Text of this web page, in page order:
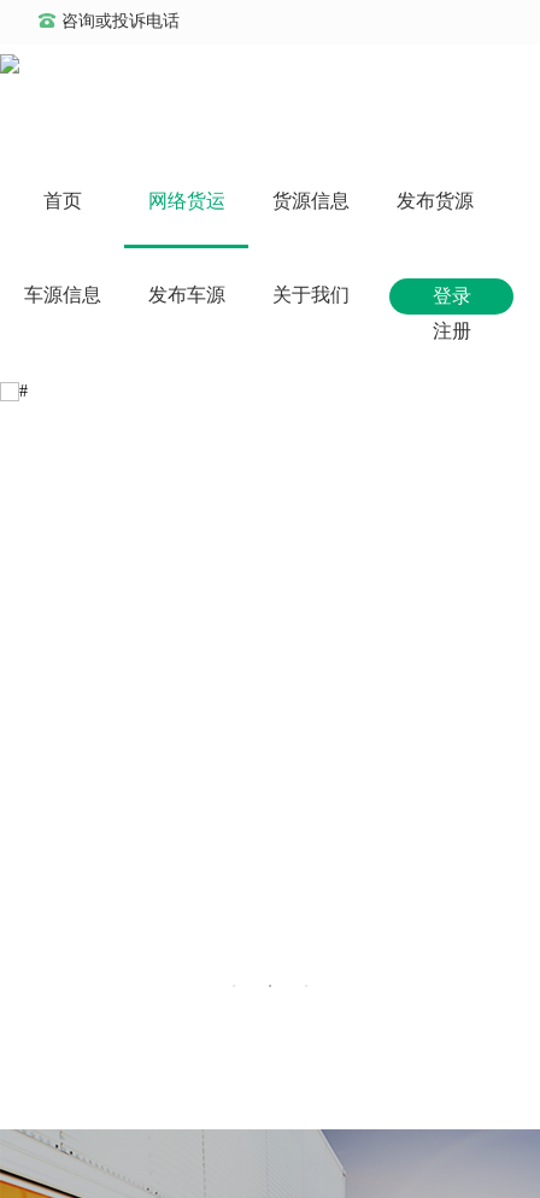
咨询或投诉电话
首页 网络货运 货源信息 发布货源
车源信息 发布车源 关于我们
登录
注册